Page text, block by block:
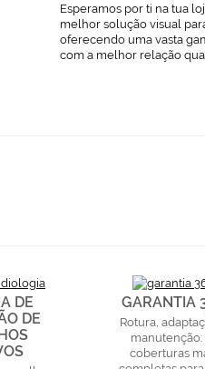
Esperamos por ti na tua
melhor solução visual
oferecendo uma vasta
com a melhor relação
DE
DE
GARANTIA
Rotura,
manutenção:
coberturas